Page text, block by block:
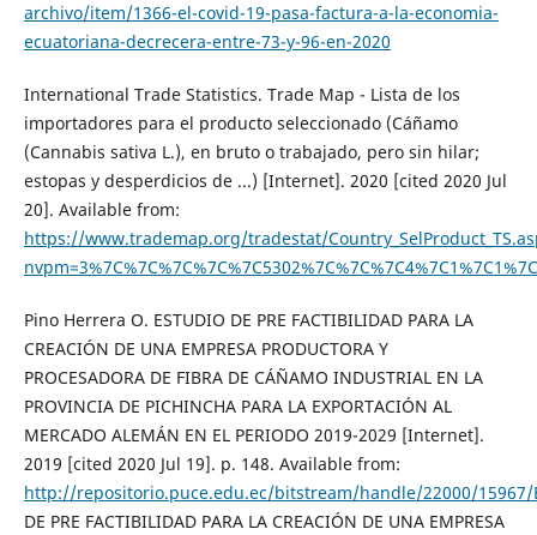
archivo/item/1366-el-covid-19-pasa-factura-a-la-economia-
ecuatoriana-decrecera-entre-73-y-96-en-2020
International Trade Statistics. Trade Map - Lista de los
importadores para el producto seleccionado (Cáñamo
(Cannabis sativa L.), en bruto o trabajado, pero sin hilar;
estopas y desperdicios de ...) [Internet]. 2020 [cited 2020 Jul
20]. Available from:
https://www.trademap.org/tradestat/
Pino Herrera O. ESTUDIO DE PRE FACTIBILIDAD PARA LA
CREACIÓN DE UNA EMPRESA PRODUCTORA Y
PROCESADORA DE FIBRA DE CÁÑAMO INDUSTRIAL EN LA
PROVINCIA DE PICHINCHA PARA LA EXPORTACIÓN AL
MERCADO ALEMÁN EN EL PERIODO 2019-2029 [Internet].
2019 [cited 2020 Jul 19]. p. 148. Available from:
http://repositorio.puce.edu.ec/bitstream/handle/22000/15967/
DE PRE FACTIBILIDAD PARA LA CREACIÓN DE UNA EMPRESA